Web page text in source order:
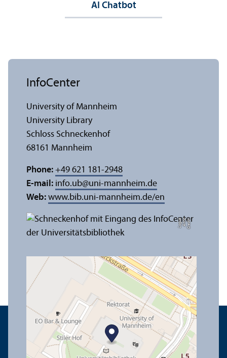
AI Chatbot
C
r
e
di
t:
A
n
n
a
L
o
g
u
e
InfoCenter
University of Mannheim
University Library
Schloss Schneckenhof
68161 Mannheim
Phone: +49 621 181-2948
E-mail: info.ub@uni-mannheim.de
Web: www.bib.uni-mannheim.de/en